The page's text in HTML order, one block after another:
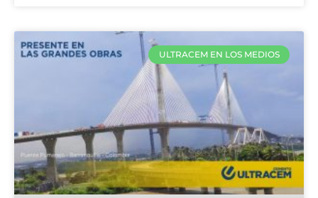
ULTRACEM EN LOS MEDIOS